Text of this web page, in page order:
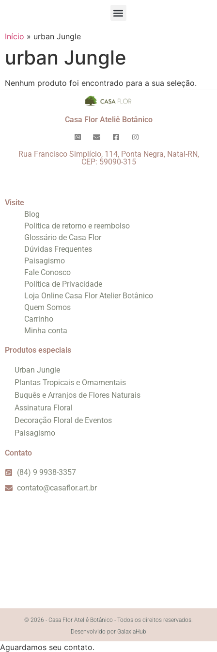
Início » urban Jungle
urban Jungle
Nenhum produto foi encontrado para a sua seleção.
Casa Flor Ateliê Botânico
Rua Francisco Simplício, 114, Ponta Negra, Natal-RN,
CEP: 59090-315
Visite
Blog
Politica de retorno e reembolso
Glossário de Casa Flor
Dúvidas Frequentes
Paisagismo
Fale Conosco
Política de Privacidade
Loja Online Casa Flor Atelier Botânico
Quem Somos
Carrinho
Minha conta
Produtos especiais
Urban Jungle
Plantas Tropicais e Ornamentais
Buquês e Arranjos de Flores Naturais
Assinatura Floral
Decoração Floral de Eventos
Paisagismo
Contato
(84) 9 9938-3357
contato@casaflor.art.br
© 2026 - Casa Flor Ateliê Botânico - Todos os direitos reservados.
Desenvolvido por GalaxiaHub
Aguardamos seu contato.